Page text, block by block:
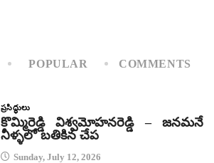
POPULAR COMMENTS
ప్రసిద్ధులు
కొమ్మిరెడ్డి విశ్వమోహనరెడ్డి – జనమనే
నీళ్ళలో బతికిన చేప
Sunday, July 12, 2026